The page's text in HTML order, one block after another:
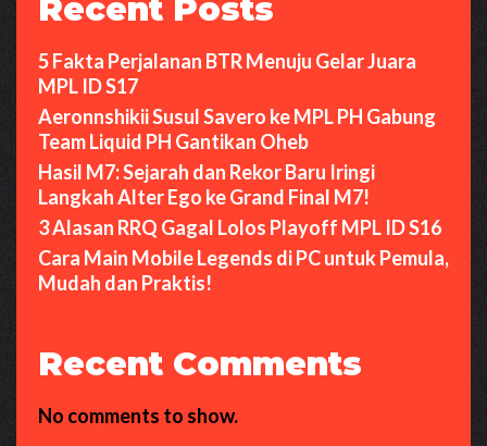
Recent Posts
5 Fakta Perjalanan BTR Menuju Gelar Juara
MPL ID S17
Aeronnshikii Susul Savero ke MPL PH Gabung
Team Liquid PH Gantikan Oheb
Hasil M7: Sejarah dan Rekor Baru Iringi
Langkah Alter Ego ke Grand Final M7!
3 Alasan RRQ Gagal Lolos Playoff MPL ID S16
Cara Main Mobile Legends di PC untuk Pemula,
Mudah dan Praktis!
Recent Comments
No comments to show.